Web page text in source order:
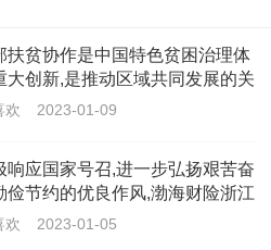
两轮电动车这个新物种成为
之路。
多项科技成果落地开花，为
扶贫协作是中国特色贫困治理体
大创新,是推动区域共同发展的关
。为充分发挥电子商务在促进旺
欢 2023-01-09
响应国家号召,进一步弘扬艰苦奋
俭节约的优良作风,渤海财险浙江
结合自身实际,多措并举、上下联
欢 2023-01-05